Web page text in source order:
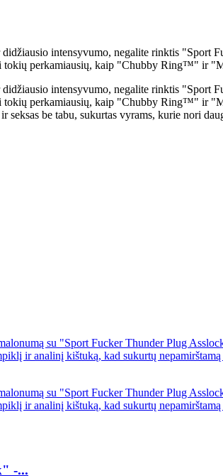
intensyvumo, negalite rinktis
perkamiausių, kaip "Chubby Ring™" ir
intensyvumo, negalite rinktis
perkamiausių, kaip "Chubby Ring™" ir
be tabu, sukurtas vyrams, kurie nori
su "Sport Fucker Thunder Plug
ir analinį kištuką, kad sukurtų
su "Sport Fucker Thunder Plug
ir analinį kištuką, kad sukurtų
-...